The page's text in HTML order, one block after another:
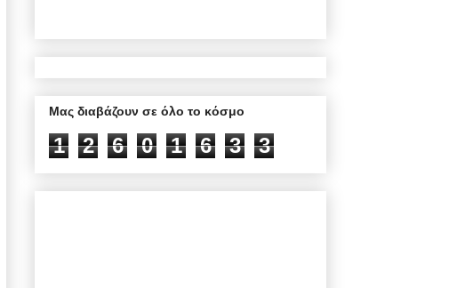
Μας διαβάζουν σε όλο το κόσμο
1 2 6 0 1 6 3 3